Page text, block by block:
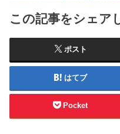
この記事をシェア
ポスト
はてブ
Pocket